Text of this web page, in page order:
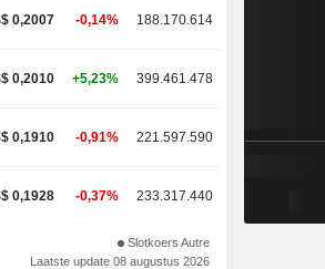
0,2007 -0,14% 188.170.614
0,2010 +5,23% 399.461.478
0,1910 -0,91% 221.597.590
0,1928 -0,37% 233.317.440
Slotkoers Autre
Laatste update 08 augustus 2026